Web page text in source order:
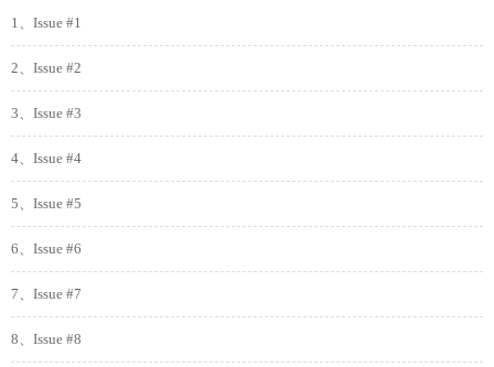
1、Issue #1
2、Issue #2
3、Issue #3
4、Issue #4
5、Issue #5
6、Issue #6
7、Issue #7
8、Issue #8